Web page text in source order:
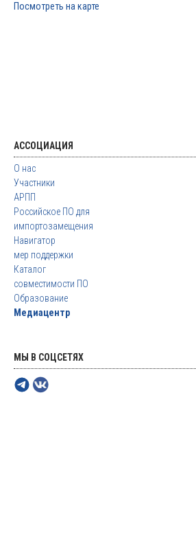
Посмотреть на карте
АССОЦИАЦИЯ
О нас
Участники
АРПП
Российское ПО для
импортозамещения
Навигатор
мер поддержки
Каталог
совместимости ПО
Образование
Медиацентр
МЫ В СОЦСЕТЯХ